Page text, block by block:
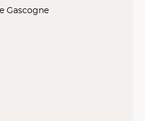
Gascogne